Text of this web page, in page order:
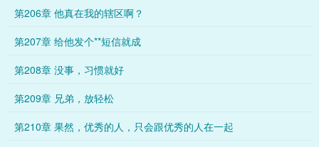
第206章 他真在我的辖区啊？
第207章 给他发个**短信就成
第208章 没事，习惯就好
第209章 兄弟，放轻松
第210章 果然，优秀的人，只会跟优秀的人在一起